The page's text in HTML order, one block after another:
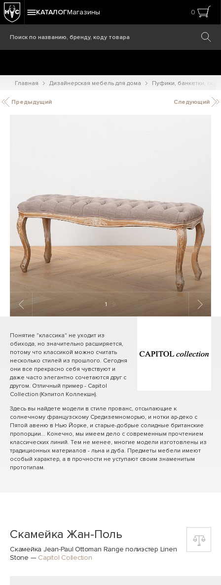
КАТАЛОГМагазины 0
Главная Дизайнерская мебель для дома Пуфики, банкетки,
Предыдущий Следующий
1 / 9
Понятие "классика" не уходит из
обихода, но значительно расширяется,
потому что классикой можно считать
несколько стилей из прошлого. Сегодня
они все прекрасно себя чувствуют и
даже часто элегантно сочетаются друг с
другом. Отличный пример - Capitol
Collection (Кэпитол Коллекшн).
Здесь вы найдете модели в стиле прованс, отсылающие к
солнечному французскому Средиземноморью, и нотки ар-деко с
Пятой авеню в Нью Йорке, и старые-добрые солидные британские
пропорции... Конечно, мы имеем дело с современным прочтением
классических линий. Тем не менее, многие модели изготовлены из
традиционных материалов - льна и дуба. Предметы мебели имеют
особый характер, а в прочности не уступают своим знаменитым
прототипам.
Скамейка Жан-Поль
Скамейка Jean-Paul Ottoman Range полиэстер Linen
Stone — Capitol Collection